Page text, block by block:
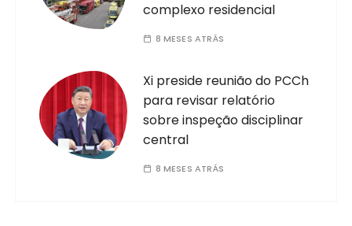
complexo residencial
8 MESES ATRÁS
Xi preside reunião do PCCh
para revisar relatório
sobre inspeção disciplinar
central
8 MESES ATRÁS